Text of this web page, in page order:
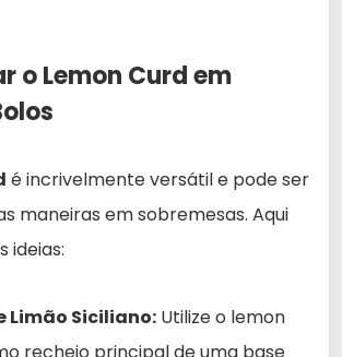
o Lemon Curd em
é incrivelmente versátil e pode ser
maneiras em sobremesas. Aqui
ideias:
Limão Siciliano: Utilize o lemon
recheio principal de uma base